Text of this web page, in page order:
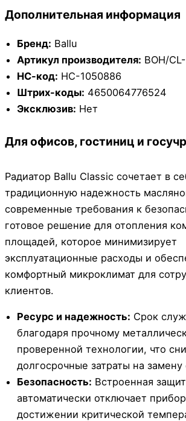
Дополнительная информация
Бренд: Ballu
Артикул производителя: BOH/
НС-код: НС-1050886
Штрих-коды: 4650064776524
Эксклюзив: Нет
Для офисов, гостиниц и
Радиатор Ballu Classic сочетает в
традиционную надежность
современные требования к
готовое решение для отопления
площадей, которое минимизирует
эксплуатационные расходы и
комфортный микроклимат для
клиентов.
Ресурс и надежность: Срок
благодаря прочному
проверенной технологии, что
долгосрочные затраты на замену
Безопасность: Встроенная
автоматически отключает
достижении критической